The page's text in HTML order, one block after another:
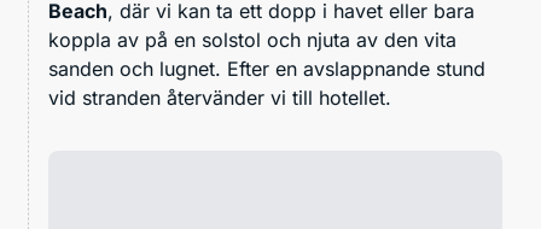
Beach, där vi kan ta ett dopp i havet eller bara
koppla av på en solstol och njuta av den vita
sanden och lugnet. Efter en avslappnande stund
vid stranden återvänder vi till hotellet.